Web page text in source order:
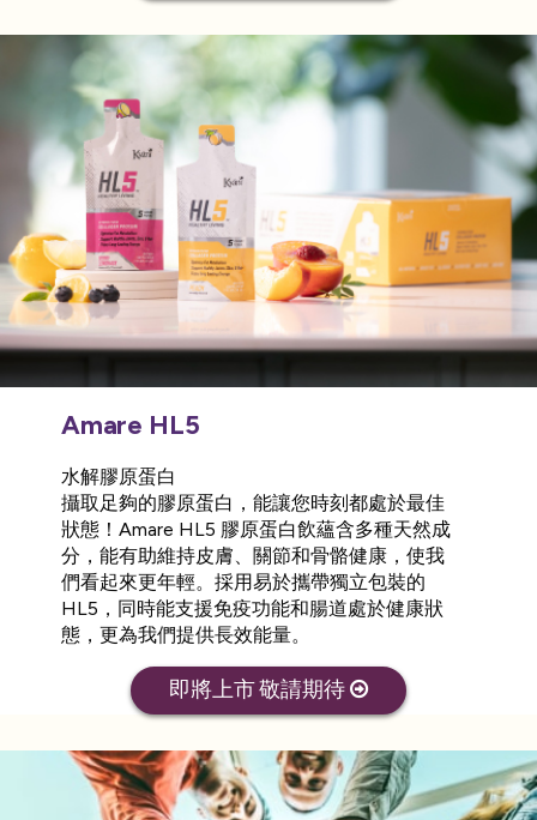
Amare HL5
水解膠原蛋白
攝取足夠的膠原蛋白，能讓您時刻都處於最佳
狀態！Amare HL5 膠原蛋白飲蘊含多種天然成
分，能有助維持皮膚、關節和骨骼健康，使我
們看起來更年輕。採用易於攜帶獨立包裝的
HL5，同時能支援免疫功能和腸道處於健康狀
態，更為我們提供長效能量。
即將上市 敬請期待